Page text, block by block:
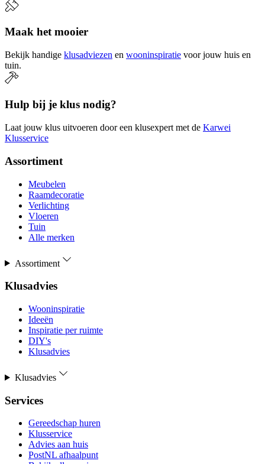
Maak het mooier
Bekijk handige klusadviezen en wooninspiratie voor jouw huis en
tuin.
Hulp bij je klus nodig?
Laat jouw klus uitvoeren door een klusexpert met de Karwei
Klusservice
Assortiment
Meubelen
Raamdecoratie
Verlichting
Vloeren
Tuin
Alle merken
Assortiment
Klusadvies
Wooninspiratie
Ideeën
Inspiratie per ruimte
DIY's
Klusadvies
Klusadvies
Services
Gereedschap huren
Klusservice
Advies aan huis
PostNL afhaalpunt